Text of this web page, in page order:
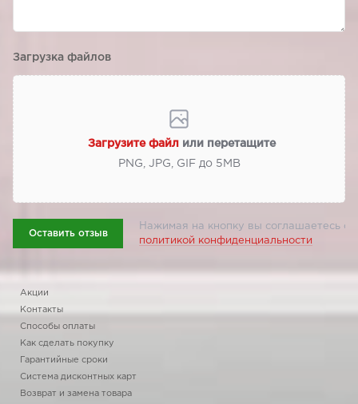
Загрузка файлов
Загрузите файл или перетащите
PNG, JPG, GIF до 5МВ
Оставить отзыв
Нажимая на кнопку вы соглашаетесь с
политикой конфиденциальности
Акции
Контакты
Способы оплаты
Как сделать покупку
Гарантийные сроки
Система дисконтных карт
Возврат и замена товара